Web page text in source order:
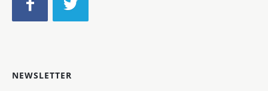
NEWSLETTER